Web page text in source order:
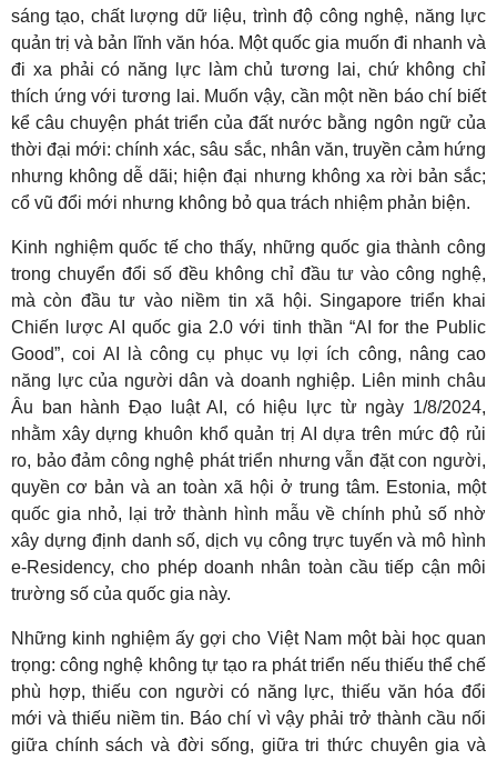
sáng tạo, chất lượng dữ liệu, trình độ công nghệ, năng lực
quản trị và bản lĩnh văn hóa. Một quốc gia muốn đi nhanh và
đi xa phải có năng lực làm chủ tương lai, chứ không chỉ
thích ứng với tương lai. Muốn vậy, cần một nền báo chí biết
kể câu chuyện phát triển của đất nước bằng ngôn ngữ của
thời đại mới: chính xác, sâu sắc, nhân văn, truyền cảm hứng
nhưng không dễ dãi; hiện đại nhưng không xa rời bản sắc;
cổ vũ đổi mới nhưng không bỏ qua trách nhiệm phản biện.
Kinh nghiệm quốc tế cho thấy, những quốc gia thành công
trong chuyển đổi số đều không chỉ đầu tư vào công nghệ,
mà còn đầu tư vào niềm tin xã hội. Singapore triển khai
Chiến lược AI quốc gia 2.0 với tinh thần “AI for the Public
Good”, coi AI là công cụ phục vụ lợi ích công, nâng cao
năng lực của người dân và doanh nghiệp. Liên minh châu
Âu ban hành Đạo luật AI, có hiệu lực từ ngày 1/8/2024,
nhằm xây dựng khuôn khổ quản trị AI dựa trên mức độ rủi
ro, bảo đảm công nghệ phát triển nhưng vẫn đặt con người,
quyền cơ bản và an toàn xã hội ở trung tâm. Estonia, một
quốc gia nhỏ, lại trở thành hình mẫu về chính phủ số nhờ
xây dựng định danh số, dịch vụ công trực tuyến và mô hình
e-Residency, cho phép doanh nhân toàn cầu tiếp cận môi
trường số của quốc gia này.
Những kinh nghiệm ấy gợi cho Việt Nam một bài học quan
trọng: công nghệ không tự tạo ra phát triển nếu thiếu thể chế
phù hợp, thiếu con người có năng lực, thiếu văn hóa đổi
mới và thiếu niềm tin. Báo chí vì vậy phải trở thành cầu nối
giữa chính sách và đời sống, giữa tri thức chuyên gia và